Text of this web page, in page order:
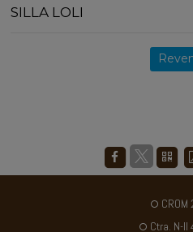
SILLA LOLI
CROM
Ctra. N-II